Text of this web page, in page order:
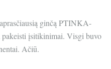
ginčą PTINKA-
įsitikinimai. Visgi buvo
Ačiū.